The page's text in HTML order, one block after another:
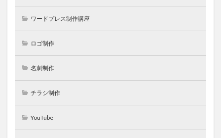
ワードプレス制作講座
ロゴ制作
名刺制作
チラシ制作
YouTube